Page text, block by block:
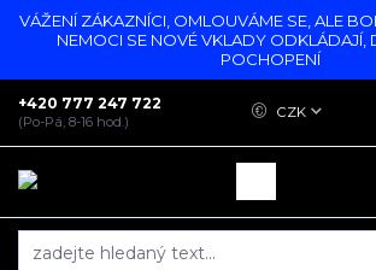
VÁŽENÍ ZÁKAZNÍCI, OMLOUVÁME SE, ALE
NEMOCI SE NOVÉ VKLADY ODKLÁDAJÍ,
POCHOPENÍ
CZK
+420 777 247 722
(Po-Pá, 8-16 hod.)